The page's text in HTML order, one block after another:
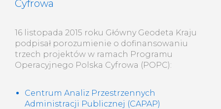
Cyfrowa
16 listopada 2015 roku Główny Geodeta Kraju
podpisał porozumienie o dofinansowaniu
trzech projektów w ramach Programu
Operacyjnego Polska Cyfrowa (POPC):
Centrum Analiz Przestrzennych
Administracji Publicznej (CAPAP)